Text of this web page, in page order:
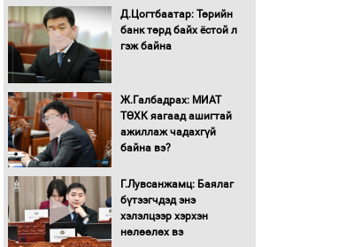
гадаад томилолтыг
хориглолоо
Засгийн газрын ээлжит
хуралдаан болж байна
Автомашинд улсын
дугаарын тэгш,
сондгойгоор шатахуун
Д.Цогтбаатар: Төрийн
банк төрд байх ёстой л
гэж байна
Ж.Галбадрах: МИАТ
ТӨХК яагаад ашигтай
ажиллаж чадахгүй
байна вэ?
Г.Лувсанжамц: Баялаг
бүтээгчдэд энэ
хэлэлцээр хэрхэн
нөлөөлөх вэ